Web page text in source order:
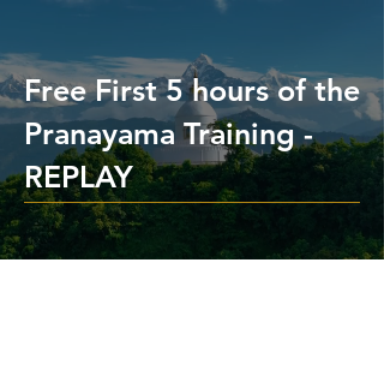
Free First 5 hours of the
Pranayama Training -
REPLAY